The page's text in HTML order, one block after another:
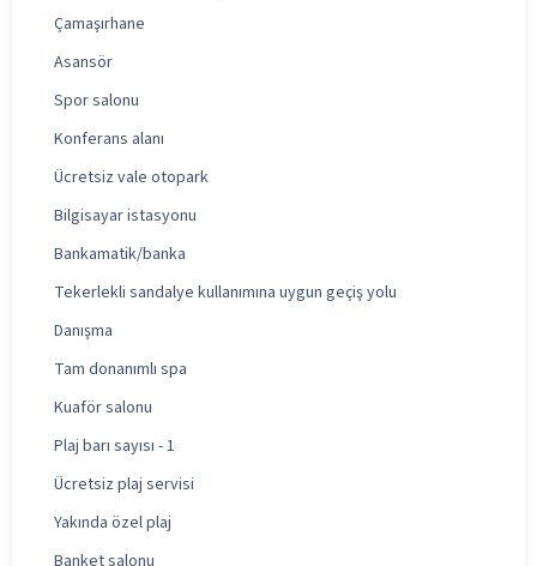
Çamaşırhane
Asansör
Spor salonu
Konferans alanı
Ücretsiz vale otopark
Bilgisayar istasyonu
Bankamatik/banka
Tekerlekli sandalye kullanımına uygun geçiş yolu
Danışma
Tam donanımlı spa
Kuaför salonu
Plaj barı sayısı - 1
Ücretsiz plaj servisi
Yakında özel plaj
Banket salonu